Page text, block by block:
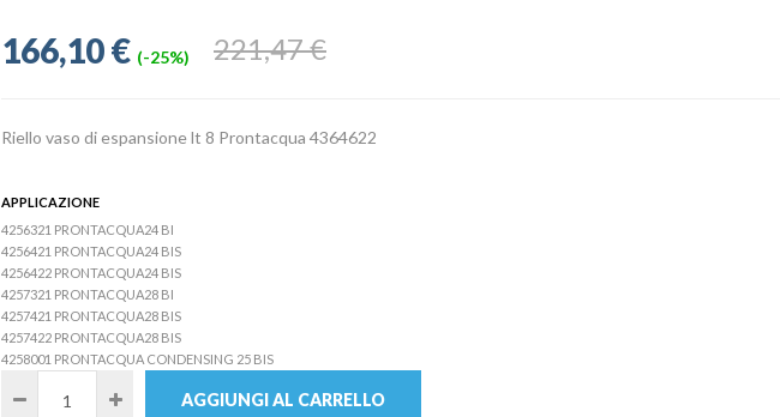
221,47 €
166,10 € (-25%)
Riello vaso di espansione lt 8 Prontacqua 4364622
APPLICAZIONE
4256321 PRONTACQUA24 BI
4256421 PRONTACQUA24 BIS
4256422 PRONTACQUA24 BIS
4257321 PRONTACQUA28 BI
4257421 PRONTACQUA28 BIS
4257422 PRONTACQUA28 BIS
4258001 PRONTACQUA CONDENSING 25 BIS
AGGIUNGI AL CARRELLO